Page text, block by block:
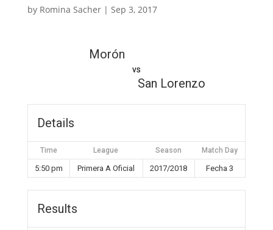
by Romina Sacher| Sep 3, 2017
Morón
vs
San Lorenzo
Details
Time League Season Match Day
5:50 pm Primera A Oficial 2017/2018 Fecha 3
Results